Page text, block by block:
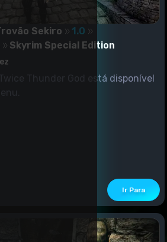
Sekiro
1.0
Skyrim Special Edition
Thunder God está disponível
Ir Para